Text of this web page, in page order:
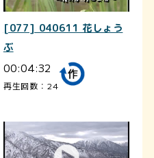
[077] 040611 花しょう
ぶ
00:04:32
再生回数：24